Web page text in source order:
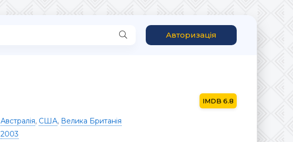
Авторизація
6.8
Австралія, США, Велика Британія
2003